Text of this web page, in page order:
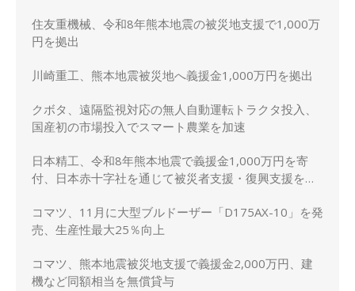
住友重機械、令和8年熊本地震の被災地支援で1,000万
円を拠出
川崎重工、熊本地震被災地へ義援金1,000万円を拠出
クボタ、遠隔監視対応の無人自動運転トラクタ投入、
国産初の市場投入でスマート農業を加速
日本精工、令和8年熊本地震で義援金1,000万円を寄
付、日本赤十字社を通じて被災者支援・復興支援を実
コマツ、11月に大型ブルドーザー「D175AX-10」を発
売、生産性最大25％向上
コマツ、熊本地震被災地支援で義援金2,000万円、建
機など同額相当を無償貸与